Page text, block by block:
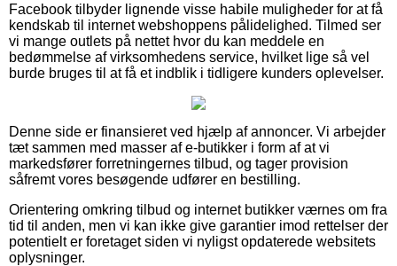
Facebook tilbyder lignende visse habile muligheder for at få
kendskab til internet webshoppens pålidelighed. Tilmed ser
vi mange outlets på nettet hvor du kan meddele en
bedømmelse af virksomhedens service, hvilket lige så vel
burde bruges til at få et indblik i tidligere kunders oplevelser.
Denne side er finansieret ved hjælp af annoncer. Vi arbejder
tæt sammen med masser af e-butikker i form af at vi
markedsfører forretningernes tilbud, og tager provision
såfremt vores besøgende udfører en bestilling.
Orientering omkring tilbud og internet butikker værnes om fra
tid til anden, men vi kan ikke give garantier imod rettelser der
potentielt er foretaget siden vi nyligst opdaterede websitets
oplysninger.